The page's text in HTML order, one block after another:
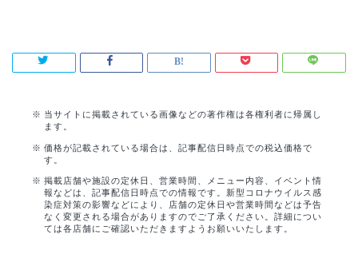
当サイトに掲載されている画像などの著作権は各権利者に帰属し
ます。
価格が記載されている場合は、記事配信日時点での税込価格で
す。
掲載店舗や施設の定休日、営業時間、メニュー内容、イベント情
報などは、記事配信日時点での情報です。新型コロナウイルス感
染症対策の影響などにより、店舗の定休日や営業時間などは予告
なく変更される場合がありますのでご了承ください。詳細につい
ては各店舗にご確認いただきますようお願いいたします。